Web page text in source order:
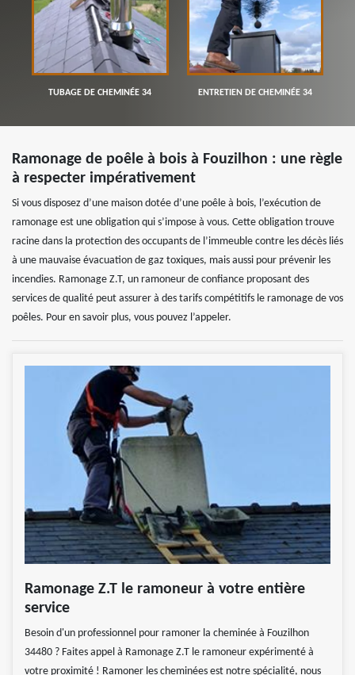
TUBAGE DE CHEMINÉE 34 ENTRETIEN DE CHEMINÉE 34
Ramonage de poêle à bois à Fouzilhon : une règle
à respecter impérativement
Si vous disposez d’une maison dotée d’une poêle à bois, l’exécution de
ramonage est une obligation qui s’impose à vous. Cette obligation trouve
racine dans la protection des occupants de l’immeuble contre les décès liés
à une mauvaise évacuation de gaz toxiques, mais aussi pour prévenir les
incendies. Ramonage Z.T, un ramoneur de confiance proposant des
services de qualité peut assurer à des tarifs compétitifs le ramonage de vos
poêles. Pour en savoir plus, vous pouvez l’appeler.
Ramonage Z.T le ramoneur à votre entière
service
Besoin d'un professionnel pour ramoner la cheminée à Fouzilhon
34480 ? Faites appel à Ramonage Z.T le ramoneur expérimenté à
votre proximité ! Ramoner les cheminées est notre spécialité, nous